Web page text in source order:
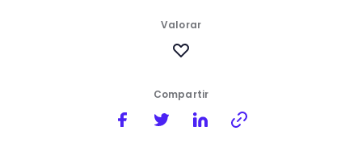
Compartir
Valorar